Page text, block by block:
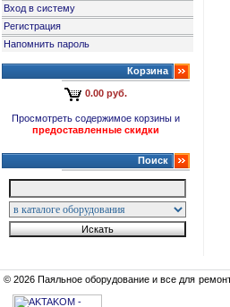
Вход в систему
Регистрация
Напомнить пароль
Корзина
0.00 руб.
Просмотреть содержимое корзины и
предоставленные скидки
Поиск
© 2026 Паяльное оборудование и все для